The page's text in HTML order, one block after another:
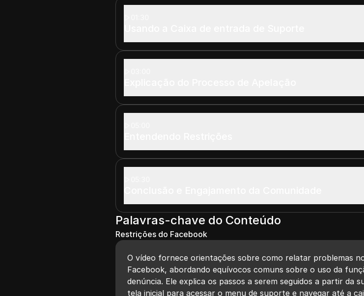
Palavras-chave do Conteúdo
Restrições do Facebook
O vídeo fornece orientações sobre como relatar problemas
Facebook, abordando equívocos comuns sobre o uso da
denúncia. Ele explica os passos a serem seguidos a partir da
tela inicial para acessar o menu de suporte e navegar até a